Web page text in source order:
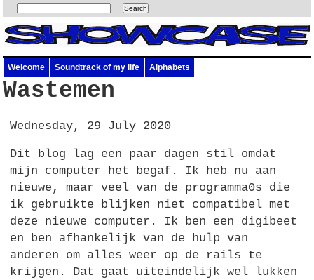
Welcome Soundtrack of my life Alphabets
Wastemen
Wednesday, 29 July 2020
Dit blog lag een paar dagen stil omdat
mijn computer het begaf. Ik heb nu aan
nieuwe, maar veel van de programma0s die
ik gebruikte blijken niet compatibel met
deze nieuwe computer. Ik ben een digibeet
en ben afhankelijk van de hulp van
anderen om alles weer op de rails te
krijgen. Dat gaat uiteindelijk wel lukken